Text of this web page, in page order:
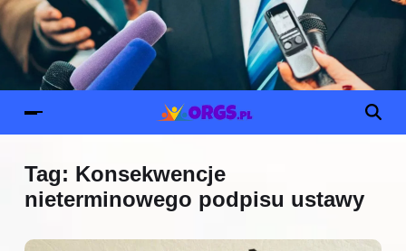
Tag: Konsekwencje
nieterminowego podpisu ustawy